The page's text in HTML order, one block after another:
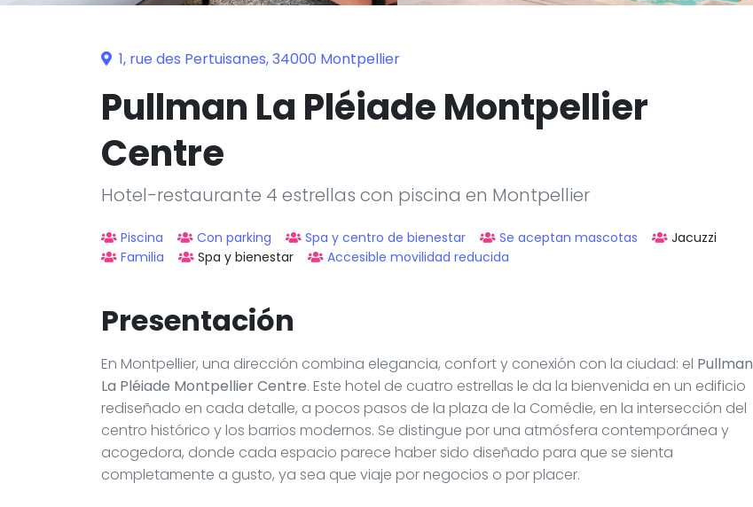
1, rue des Pertuisanes, 34000 Montpellier
Pullman La Pléiade Montpellier
Centre
Hotel-restaurante 4 estrellas con piscina en Montpellier
Piscina Con parking Spa y centro de bienestar Se aceptan mascotas
Jacuzzi
Familia
Spa y bienestar Accesible movilidad reducida
Presentación
En Montpellier, una dirección combina elegancia, confort y conexión con la ciudad: el Pullman
La Pléiade Montpellier Centre. Este hotel de cuatro estrellas le da la bienvenida en un edificio
rediseñado en cada detalle, a pocos pasos de la plaza de la Comédie, en la intersección del
centro histórico y los barrios modernos. Se distingue por una atmósfera contemporánea y
acogedora, donde cada espacio parece haber sido diseñado para que se sienta
completamente a gusto, ya sea que viaje por negocios o por placer.